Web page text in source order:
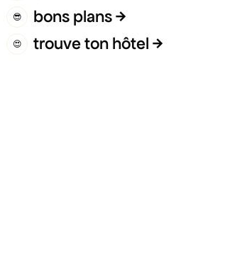
😎 bons plans
😍 trouve ton hôtel